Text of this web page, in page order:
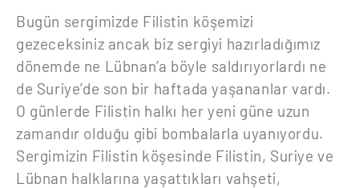
Bugün sergimizde Filistin köşemizi
gezeceksiniz ancak biz sergiyi hazırladığımız
dönemde ne Lübnan’a böyle saldırıyorlardı ne
de Suriye’de son bir haftada yaşananlar vardı.
O günlerde Filistin halkı her yeni güne uzun
zamandır olduğu gibi bombalarla uyanıyordu.
Sergimizin Filistin köşesinde Filistin, Suriye ve
Lübnan halklarına yaşattıkları vahşeti,